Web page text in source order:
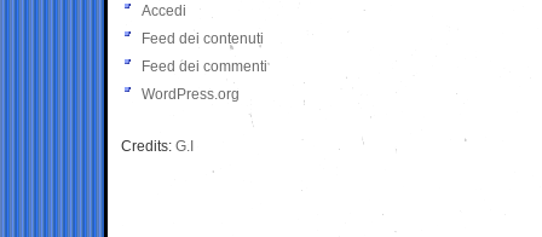
Accedi
Feed dei contenuti
Feed dei commenti
WordPress.org
Credits: G.I